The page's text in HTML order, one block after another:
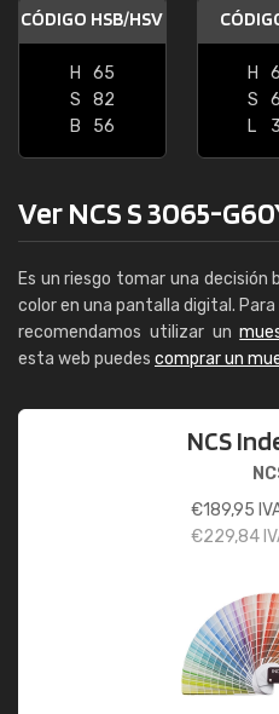
CÓDIGO HSB/HSV
H
65
S
82
B
56
H
S
L
Ver NCS S 3065-
Es un riesgo tomar una decisión
color en una pantalla digital.
recomendamos utilizar un
esta web puedes comprar un
NCS
€189,95
€229,84